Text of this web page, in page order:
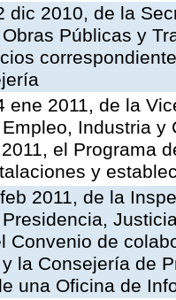
dic 2010, de la
Públicas y
ene 2011, de la
Industria
el Programa
y
2011, de la
Convenio de
la Consejería de
una Oficina de